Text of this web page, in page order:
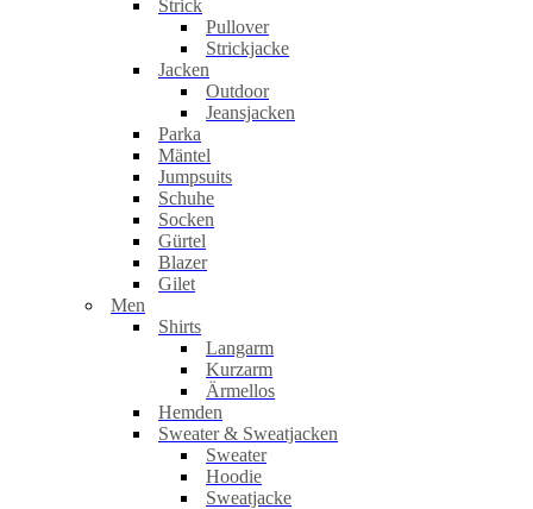
Strick
Pullover
Strickjacke
Jacken
Outdoor
Jeansjacken
Parka
Mäntel
Jumpsuits
Schuhe
Socken
Gürtel
Blazer
Gilet
Men
Shirts
Langarm
Kurzarm
Ärmellos
Hemden
Sweater & Sweatjacken
Sweater
Hoodie
Sweatjacke